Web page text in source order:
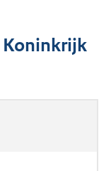
Koninkrijk